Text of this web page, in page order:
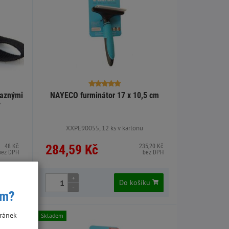
48 Kč
DPH
NAYECO furminátor 17 x 10,5 cm
XXPE90055, 12 ks v kartonu
284,59 Kč
235,20 Kč
bez DPH
+
-
Do košíku
Skladem